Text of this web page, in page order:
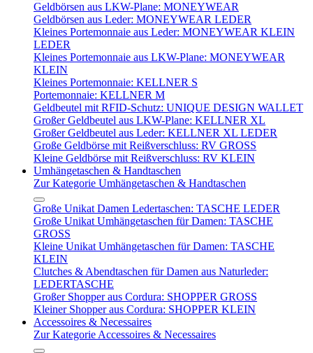
Geldbörsen aus LKW-Plane: MONEYWEAR
Geldbörsen aus Leder: MONEYWEAR LEDER
Kleines Portemonnaie aus Leder: MONEYWEAR KLEIN
LEDER
Kleines Portemonnaie aus LKW-Plane: MONEYWEAR
KLEIN
Kleines Portemonnaie: KELLNER S
Portemonnaie: KELLNER M
Geldbeutel mit RFID-Schutz: UNIQUE DESIGN WALLET
Großer Geldbeutel aus LKW-Plane: KELLNER XL
Großer Geldbeutel aus Leder: KELLNER XL LEDER
Große Geldbörse mit Reißverschluss: RV GROSS
Kleine Geldbörse mit Reißverschluss: RV KLEIN
Umhängetaschen & Handtaschen
Zur Kategorie Umhängetaschen & Handtaschen
Große Unikat Damen Ledertaschen: TASCHE LEDER
Große Unikat Umhängetaschen für Damen: TASCHE
GROSS
Kleine Unikat Umhängetaschen für Damen: TASCHE
KLEIN
Clutches & Abendtaschen für Damen aus Naturleder:
LEDERTASCHE
Großer Shopper aus Cordura: SHOPPER GROSS
Kleiner Shopper aus Cordura: SHOPPER KLEIN
Accessoires & Necessaires
Zur Kategorie Accessoires & Necessaires